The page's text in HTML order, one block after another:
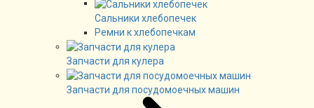
Сальники хлебопечек
Ремни к хлебопечкам
Запчасти для кулера
Запчасти для посудомоечных машин